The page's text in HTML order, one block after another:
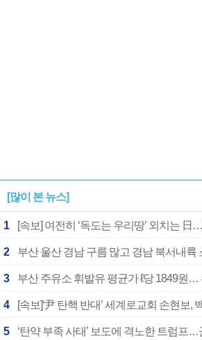
[많이 본 뉴스]
1
2
3 부산 주유소 휘발유 평균가 ℓ당 1849원…
4 [속보]‘尹 탄핵 반대’ 세계로교회 손현보,
5